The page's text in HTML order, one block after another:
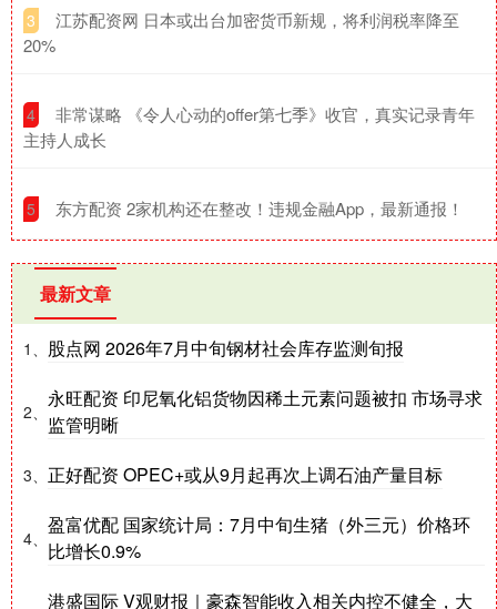
3
​江苏配资网 日本或出台加密货币新规，将利润税率降至
20%
4
​非常谋略 《令人心动的offer第七季》收官，真实记录青年
主持人成长
5 ​东方配资 2家机构还在整改！违规金融App，最新通报！
最新文章
1、 股点网 2026年7月中旬钢材社会库存监测旬报
2、
永旺配资 印尼氧化铝货物因稀土元素问题被扣 市场寻求
监管明晰
3、 正好配资 OPEC+或从9月起再次上调石油产量目标
4、
盈富优配 国家统计局：7月中旬生猪（外三元）价格环
比增长0.9%
港盛国际 V观财报｜豪森智能收入相关内控不健全，大